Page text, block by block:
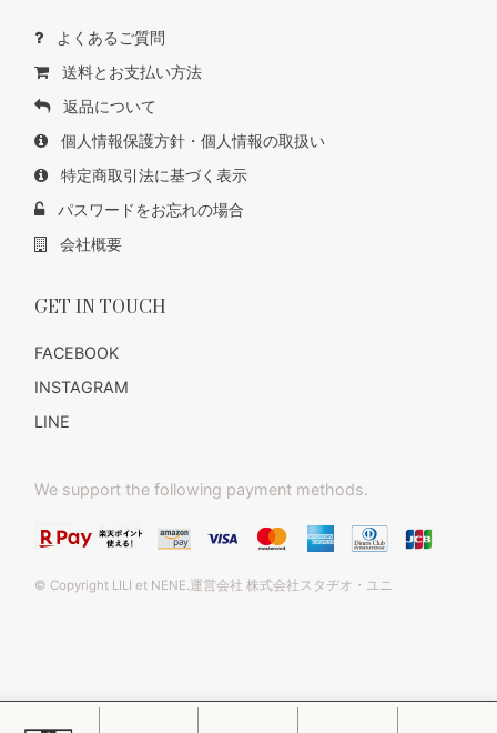
よくあるご質問
送料とお支払い方法
返品について
個人情報保護方針・個人情報の取扱い
特定商取引法に基づく表示
パスワードをお忘れの場合
会社概要
GET IN TOUCH
FACEBOOK
INSTAGRAM
LINE
We support the following payment methods.
© Copyright LILI et NENE.運営会社 株式会社スタヂオ・ユニ